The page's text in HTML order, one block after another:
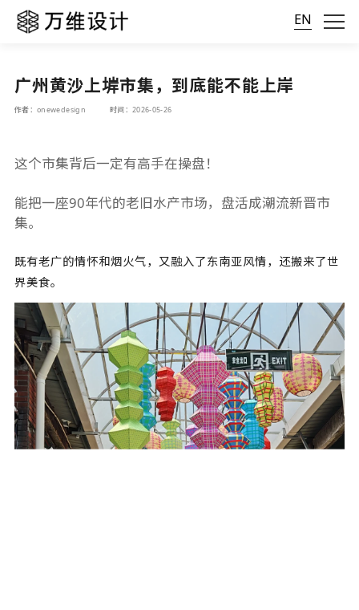
EN
广州黄沙上堓市集，到底能不能上岸
作者：onewedesign 时间：2026-05-26
这个市集背后一定有高手在操盘！
能把一座90年代的老旧水产市场，盘活成潮流新晋市
集。
既有老广的情怀和烟火气，又融入了东南亚风情，还搬来了世
界美食。